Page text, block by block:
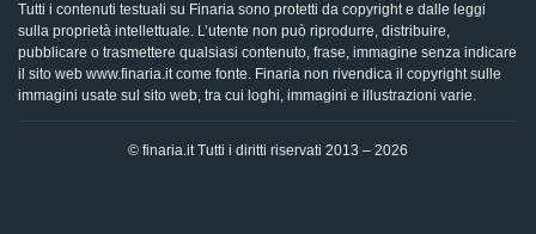
Tutti i contenuti testuali su Finaria sono protetti da copyright e dalle leggi
sulla proprietà intellettuale. L’utente non può riprodurre, distribuire,
pubblicare o trasmettere qualsiasi contenuto, frase, immagine senza indicare
il sito web www.finaria.it come fonte. Finaria non rivendica il copyright sulle
immagini usate sul sito web, tra cui loghi, immagini e illustrazioni varie.
© finaria.it Tutti i diritti riservati 2013 – 2026